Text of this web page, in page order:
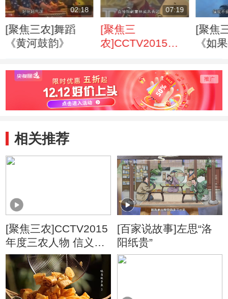
02:18
[聚焦三农]舞蹈
《黄河鼓韵》
07:19
[聚焦三
农]CCTV2015年
芳 徐长林 吴迪 张
扬
[聚焦
《如
相关推荐
[聚焦三农]CCTV2015
年度三农人物 信义少
年 叶石云
[百家说故事]左思“洛
阳纸贵”